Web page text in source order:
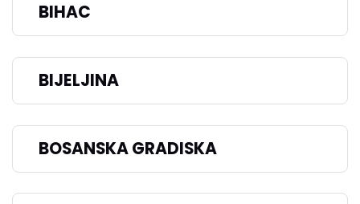
BIHAC
BIJELJINA
BOSANSKA GRADISKA